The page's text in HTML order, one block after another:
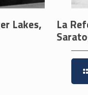
Lakes, La